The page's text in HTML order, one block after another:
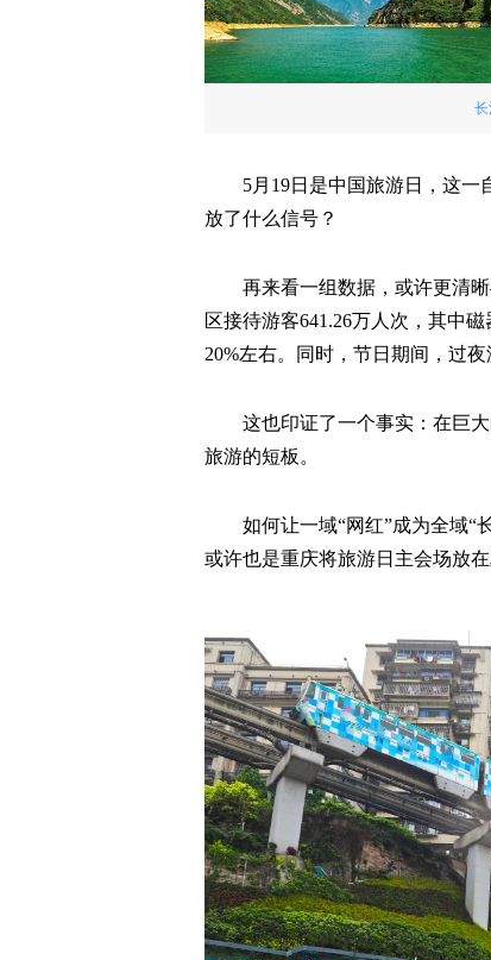
长
5月19日是中国旅游日，这
放了什么信号？
再来看一组数据，或许更清
区接待游客641.26万人次，其中
20%左右。同时，节日期间，过夜
这也印证了一个事实：在巨
旅游的短板。
如何让一域“网红”成为全域“
或许也是重庆将旅游日主会场放在